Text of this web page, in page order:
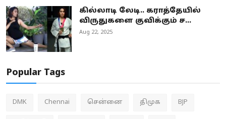
கில்லாடி லேடி.. கராத்தேயில்
விருதுகளை குவிக்கும் ச...
Aug 22, 2025
Popular Tags
DMK Chennai சென்னை திமுக BJP